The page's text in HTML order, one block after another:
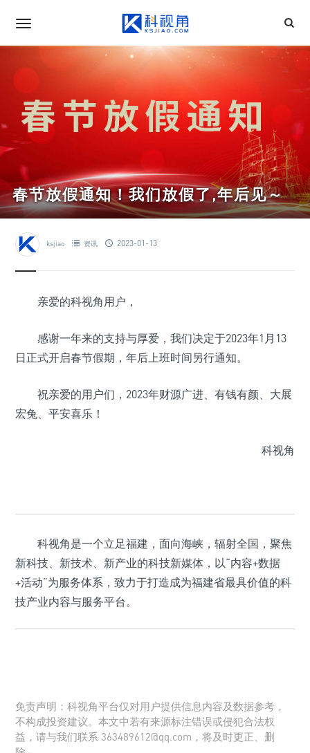
春节放假通知！我们放假了,年后见～
ksjiao 资讯 2023-01-13
亲爱的科视角用户，
感谢一年来的支持与厚爱，我们决定于2023年1月13
日正式开启春节假期，年后上班时间另行通知。
祝亲爱的用户们，2023年财源广进、有钱有颜、大展
宏兔、平安喜乐！
科视角
科视角是一个立足福建，面向海峡，辐射全国，聚焦
新科技、新技术、新产业的科技新媒体，以“内容+数据
+活动”为服务体系，致力于打造成为福建省最具价值的科
技产业内容与服务平台。
免责声明：科视角平台仅对用户提供信息内容及数据参考，
不构成投资建议。本文中若有来源标注错误或侵犯合法权
益，请与我们联系 363489612@qq.com，将及时更正、删